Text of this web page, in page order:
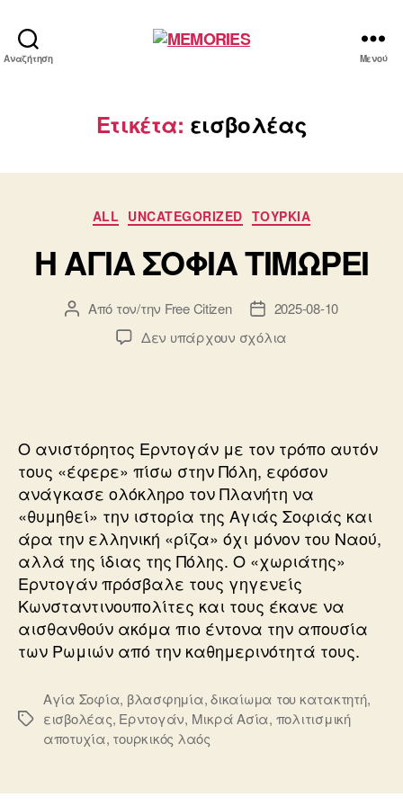
Αναζήτηση Μενού
Ετικέτα: εισβολέας
Κατηγορίες
ALL UNCATEGORIZED ΤΟΥΡΚΙΑ
Η ΑΓΙΑ ΣΟΦΙΑ ΤΙΜΩΡΕΙ
Συντάκτης
άρθρου
Από τον/την Free Citizen
Ημ.
δημοσίευσης
2025-08-10
Δεν υπάρχουν σχόλια
Ο ανιστόρητος Ερντογάν με τον τρόπο αυτόν
τους «έφερε» πίσω στην Πόλη, εφόσον
ανάγκασε ολόκληρο τον Πλανήτη να
«θυμηθεί» την ιστορία της Αγιάς Σοφιάς και
άρα την ελληνική «ρίζα» όχι μόνον του Ναού,
αλλά της ίδιας της Πόλης. Ο «χωριάτης»
Ερντογάν πρόσβαλε τους γηγενείς
Κωνσταντινουπολίτες και τους έκανε να
αισθανθούν ακόμα πιο έντονα την απουσία
των Ρωμιών από την καθημερινότητά τους.
Ετικέτες
Αγία Σοφία, βλασφημία,δικαίωμα του κατακτητή,
εισβολέας, Ερντογάν, Μικρά Ασία, πολιτισμική
αποτυχία, τουρκικός λαός